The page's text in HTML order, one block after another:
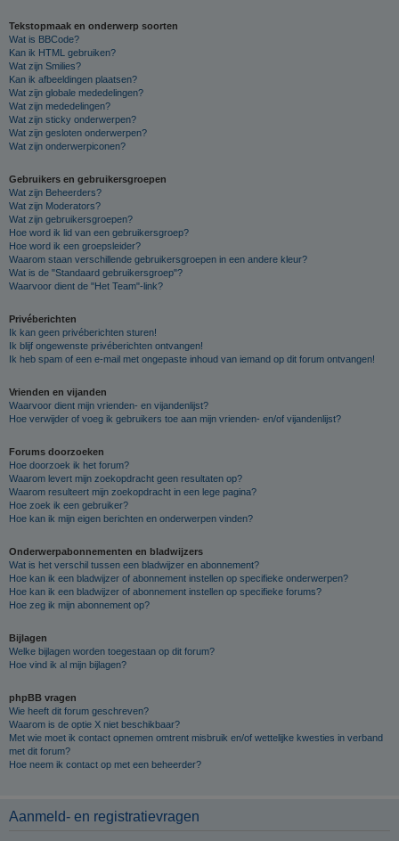
Tekstopmaak en onderwerp soorten
Wat is BBCode?
Kan ik HTML gebruiken?
Wat zijn Smilies?
Kan ik afbeeldingen plaatsen?
Wat zijn globale mededelingen?
Wat zijn mededelingen?
Wat zijn sticky onderwerpen?
Wat zijn gesloten onderwerpen?
Wat zijn onderwerpiconen?
Gebruikers en gebruikersgroepen
Wat zijn Beheerders?
Wat zijn Moderators?
Wat zijn gebruikersgroepen?
Hoe word ik lid van een gebruikersgroep?
Hoe word ik een groepsleider?
Waarom staan verschillende gebruikersgroepen in een andere kleur?
Wat is de "Standaard gebruikersgroep"?
Waarvoor dient de "Het Team"-link?
Privéberichten
Ik kan geen privéberichten sturen!
Ik blijf ongewenste privéberichten ontvangen!
Ik heb spam of een e-mail met ongepaste inhoud van iemand op dit forum ontvangen!
Vrienden en vijanden
Waarvoor dient mijn vrienden- en vijandenlijst?
Hoe verwijder of voeg ik gebruikers toe aan mijn vrienden- en/of vijandenlijst?
Forums doorzoeken
Hoe doorzoek ik het forum?
Waarom levert mijn zoekopdracht geen resultaten op?
Waarom resulteert mijn zoekopdracht in een lege pagina?
Hoe zoek ik een gebruiker?
Hoe kan ik mijn eigen berichten en onderwerpen vinden?
Onderwerpabonnementen en bladwijzers
Wat is het verschil tussen een bladwijzer en abonnement?
Hoe kan ik een bladwijzer of abonnement instellen op specifieke onderwerpen?
Hoe kan ik een bladwijzer of abonnement instellen op specifieke forums?
Hoe zeg ik mijn abonnement op?
Bijlagen
Welke bijlagen worden toegestaan op dit forum?
Hoe vind ik al mijn bijlagen?
phpBB vragen
Wie heeft dit forum geschreven?
Waarom is de optie X niet beschikbaar?
Met wie moet ik contact opnemen omtrent misbruik en/of wettelijke kwesties in verband
met dit forum?
Hoe neem ik contact op met een beheerder?
Aanmeld- en registratievragen